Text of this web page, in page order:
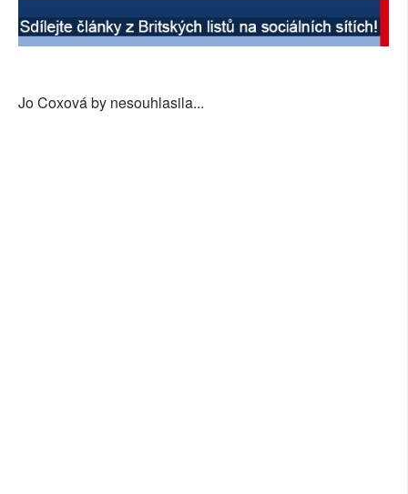
SOCIÁLNÍ SÍTĚ
PLNÁ VERZE STRÁNEK
Jo Coxová by nesouhlasila...